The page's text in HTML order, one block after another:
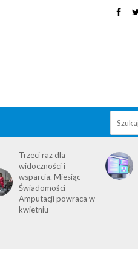
Trzeci raz dla
widoczności i
wsparcia. Miesiąc
Świadomości
Amputacji powraca w
kwietniu